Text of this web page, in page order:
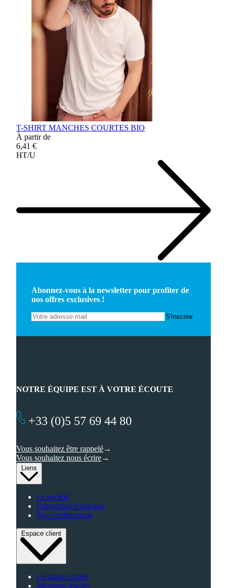
T-SHIRT MANCHES COURTES BIO
À partir de
6,41 €
HT/U
Abonnez-vous à la newsletter pour profiter de
nos offres exclusives !
Liens
La société
Fabrication Française
Nos certifications
Espace client
Livraison rapide
Mentions légales
NOTRE ÉQUIPE EST À VOTRE ÉCOUTE
+33 (0)5 57 69 44 80
Vous souhaitez être rappelé
Vous souhaitez nous écrire